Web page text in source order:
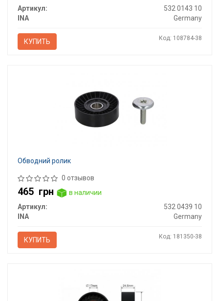
Артикул:
532 0143 10
INA
Germany
КУПИТЬ Код: 108784-38
Обводний ролик
0 отзывов
465 грн
в наличии
Артикул:
532 0439 10
INA
Germany
КУПИТЬ Код: 181350-38